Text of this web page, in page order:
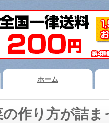
ホーム
作り方が詰